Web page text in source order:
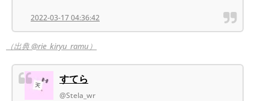
2022-03-17 04:36:42
（出典 @rie_kiryu_ramu）
すてら
@Stela_wr